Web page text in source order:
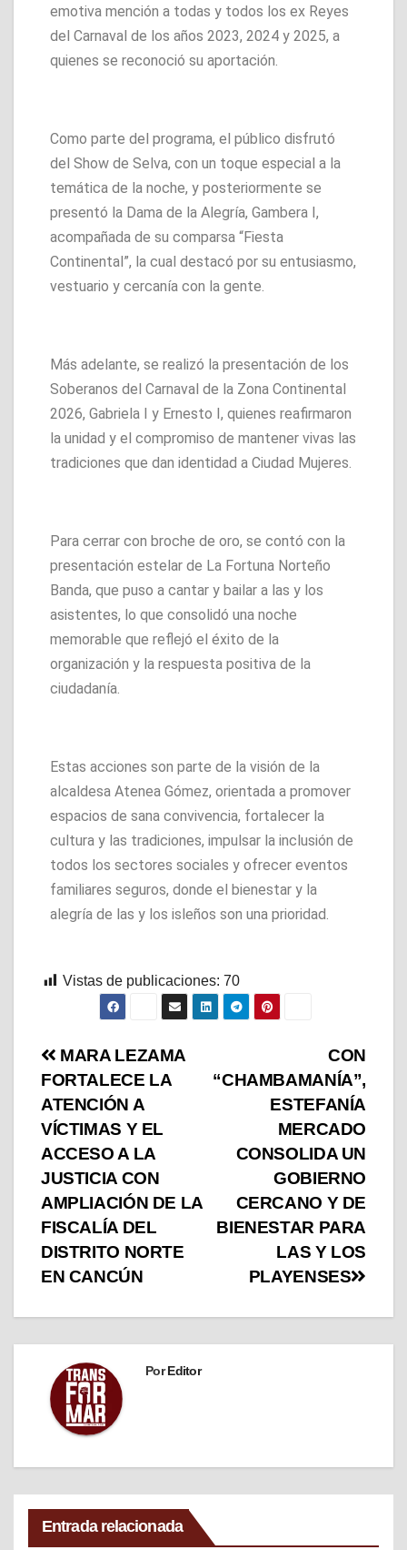
emotiva mención a todas y todos los ex Reyes
del Carnaval de los años 2023, 2024 y 2025, a
quienes se reconoció su aportación.
Como parte del programa, el público disfrutó
del Show de Selva, con un toque especial a la
temática de la noche, y posteriormente se
presentó la Dama de la Alegría, Gambera I,
acompañada de su comparsa “Fiesta
Continental”, la cual destacó por su entusiasmo,
vestuario y cercanía con la gente.
Más adelante, se realizó la presentación de los
Soberanos del Carnaval de la Zona Continental
2026, Gabriela I y Ernesto I, quienes reafirmaron
la unidad y el compromiso de mantener vivas las
tradiciones que dan identidad a Ciudad Mujeres.
Para cerrar con broche de oro, se contó con la
presentación estelar de La Fortuna Norteño
Banda, que puso a cantar y bailar a las y los
asistentes, lo que consolidó una noche
memorable que reflejó el éxito de la
organización y la respuesta positiva de la
ciudadanía.
Estas acciones son parte de la visión de la
alcaldesa Atenea Gómez, orientada a promover
espacios de sana convivencia, fortalecer la
cultura y las tradiciones, impulsar la inclusión de
todos los sectores sociales y ofrecer eventos
familiares seguros, donde el bienestar y la
alegría de las y los isleños son una prioridad.
Vistas de publicaciones: 70
CON
“CHAMBAMANÍA”,
ESTEFANÍA
MERCADO
CONSOLIDA UN
GOBIERNO
CERCANO Y DE
BIENESTAR PARA
LAS Y LOS
PLAYENSES
MARA LEZAMA
FORTALECE LA
ATENCIÓN A
VÍCTIMAS Y EL
ACCESO A LA
JUSTICIA CON
AMPLIACIÓN DE LA
FISCALÍA DEL
DISTRITO NORTE
EN CANCÚN
PorEditor
Entrada relacionada